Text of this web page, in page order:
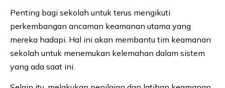
Penting bagi sekolah untuk terus mengikuti
perkembangan ancaman keamanan utama yang
mereka hadapi. Hal ini akan membantu tim keamanan
sekolah untuk menemukan kelemahan dalam sistem
yang ada saat ini.